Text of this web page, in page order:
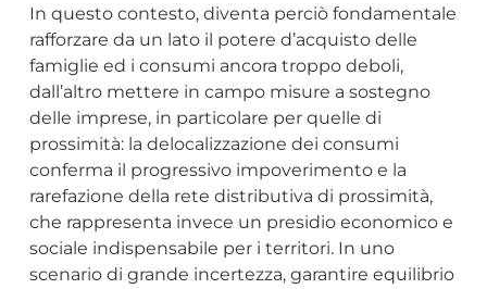
In questo contesto, diventa perciò fondamentale
rafforzare da un lato il potere d’acquisto delle
famiglie ed i consumi ancora troppo deboli,
dall’altro mettere in campo misure a sostegno
delle imprese, in particolare per quelle di
prossimità: la delocalizzazione dei consumi
conferma il progressivo impoverimento e la
rarefazione della rete distributiva di prossimità,
che rappresenta invece un presidio economico e
sociale indispensabile per i territori. In uno
scenario di grande incertezza, garantire equilibrio